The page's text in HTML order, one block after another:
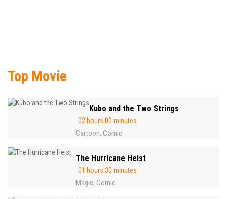
Top Movie
Kubo and the Two Strings
02 hours 00 minutes
Cartoon, Comic
The Hurricane Heist
01 hours 30 minutes
Magic, Comic